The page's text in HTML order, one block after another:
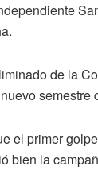
de la
semestre
el primer
bien la